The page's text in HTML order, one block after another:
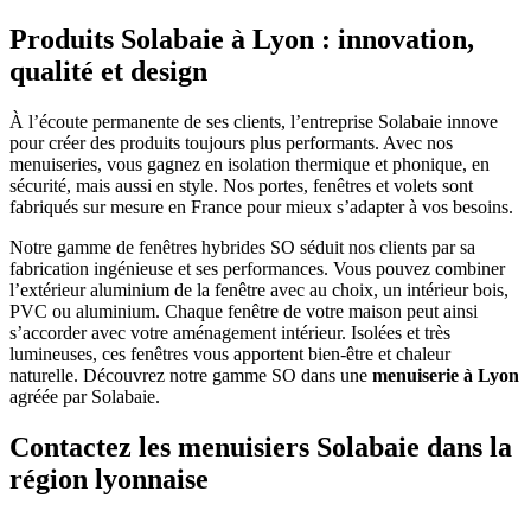
Produits Solabaie à Lyon : innovation,
qualité et design
À l’écoute permanente de ses clients, l’entreprise Solabaie innove
pour créer des produits toujours plus performants. Avec nos
menuiseries, vous gagnez en isolation thermique et phonique, en
sécurité, mais aussi en style. Nos portes, fenêtres et volets sont
fabriqués sur mesure en France pour mieux s’adapter à vos besoins.
Notre gamme de fenêtres hybrides SO séduit nos clients par sa
fabrication ingénieuse et ses performances. Vous pouvez combiner
l’extérieur aluminium de la fenêtre avec au choix, un intérieur bois,
PVC ou aluminium. Chaque fenêtre de votre maison peut ainsi
s’accorder avec votre aménagement intérieur. Isolées et très
lumineuses, ces fenêtres vous apportent bien-être et chaleur
naturelle. Découvrez notre gamme SO dans une menuiserie à Lyon
agréée par Solabaie.
Contactez les menuisiers Solabaie dans la
région lyonnaise